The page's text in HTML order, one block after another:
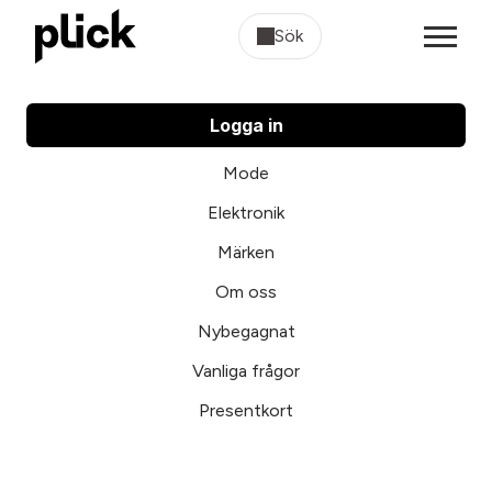
Sök
Logga in
Mode
Elektronik
Märken
Om oss
Nybegagnat
Vanliga frågor
Presentkort